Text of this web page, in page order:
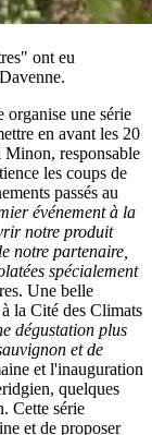
ont eu
organise une série
en avant les 20
responsable
les coups de
passés au
événement à la
notre produit
notre partenaire,
spécialement
Une belle
la Cité des Climats
dégustation plus
et de
et l'inauguration
quelques
Cette série
et de proposer